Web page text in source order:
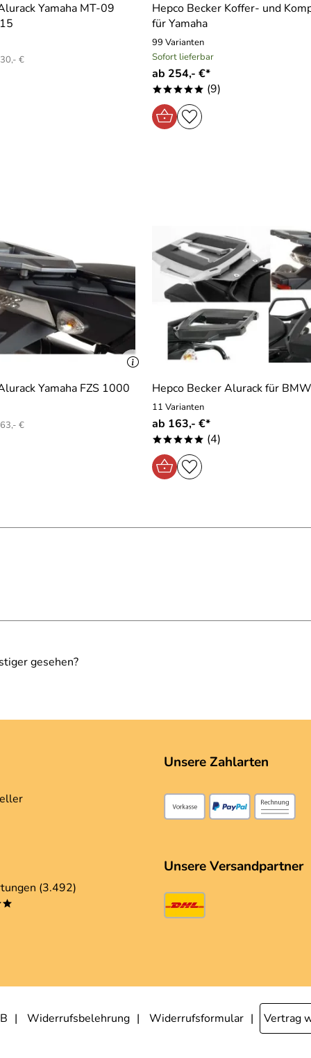
und bin sehr zufrieden. Beides ist gut zu montieren
Telefon und schnelle Lieferung. Super.Weiter so.
Yamaha MT-09
€
Hepco Becker Koffer- und
für Yamaha
99 Varianten
Sofort lieferbar
ab 254,- €*
***** (9)
Yamaha FZS 1000
€
Hepco Becker Alurack für BMW
11 Varianten
ab 163,- €*
***** (4)
gesehen?
(3.492)
Unsere Zahlarten
Unsere Versandpartner
Widerrufsbelehrung Widerrufsformular Vertrag